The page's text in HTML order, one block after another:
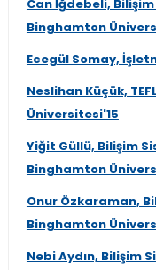
Can İğdebeli,
Binghamton
Ecegül Somay,
Neslihan Küçük,
Üniversitesi'15
Yiğit Güllü, Bilişim
Binghamton
Onur Özkaraman,
Binghamton
Nebi Aydın, Bilişim